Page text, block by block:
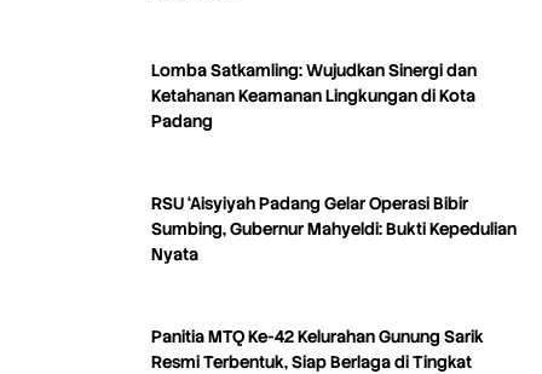
Lomba Satkamling: Wujudkan Sinergi dan
Ketahanan Keamanan Lingkungan di Kota
Padang
RSU ‘Aisyiyah Padang Gelar Operasi Bibir
Sumbing, Gubernur Mahyeldi: Bukti Kepedulian
Nyata
Panitia MTQ Ke-42 Kelurahan Gunung Sarik
Resmi Terbentuk, Siap Berlaga di Tingkat